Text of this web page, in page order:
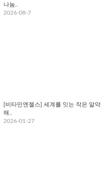
나눔..
2026-08-7
[비타민엔젤스] 세계를 잇는 작은 알약,
해..
2026-01-27